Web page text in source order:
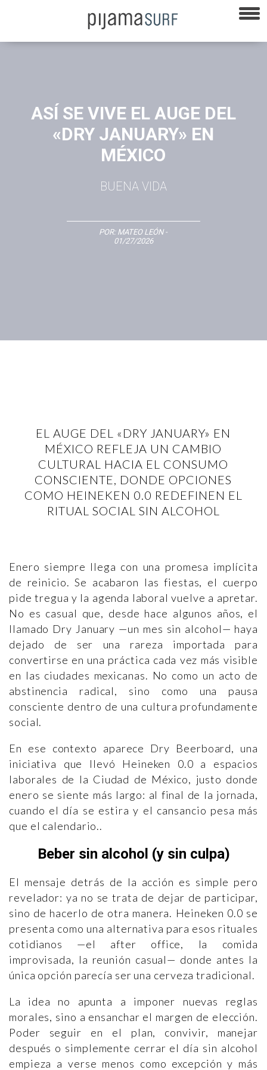
ASÍ SE VIVE EL AUGE DEL
«DRY JANUARY» EN
MÉXICO
BUENA VIDA
POR: MATEO LEÓN-
01/27/2026
EL AUGE DEL «DRY JANUARY» EN
MÉXICO REFLEJA UN CAMBIO
CULTURAL HACIA EL CONSUMO
CONSCIENTE, DONDE OPCIONES
COMO HEINEKEN 0.0 REDEFINEN EL
RITUAL SOCIAL SIN ALCOHOL
Enero siempre llega con una promesa implícita
de reinicio. Se acabaron las fiestas, el cuerpo
pide tregua y la agenda laboral vuelve a apretar.
No es casual que, desde hace algunos años, el
llamado Dry January —un mes sin alcohol— haya
dejado de ser una rareza importada para
convertirse en una práctica cada vez más visible
en las ciudades mexicanas. No como un acto de
abstinencia radical, sino como una pausa
consciente dentro de una cultura profundamente
social.
En ese contexto aparece Dry Beerboard, una
iniciativa que llevó Heineken 0.0 a espacios
laborales de la Ciudad de México, justo donde
enero se siente más largo: al final de la jornada,
cuando el día se estira y el cansancio pesa más
que el calendario..
Beber sin alcohol (y sin culpa)
El mensaje detrás de la acción es simple pero
revelador: ya no se trata de dejar de participar,
sino de hacerlo de otra manera. Heineken 0.0 se
presenta como una alternativa para esos rituales
cotidianos —el after office, la comida
improvisada, la reunión casual— donde antes la
única opción parecía ser una cerveza tradicional.
La idea no apunta a imponer nuevas reglas
morales, sino a ensanchar el margen de elección.
Poder seguir en el plan, convivir, manejar
después o simplemente cerrar el día sin alcohol
empieza a verse menos como excepción y más